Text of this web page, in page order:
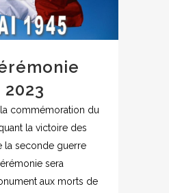
commémoration du
la victoire des
la seconde guerre
sera
aux morts de